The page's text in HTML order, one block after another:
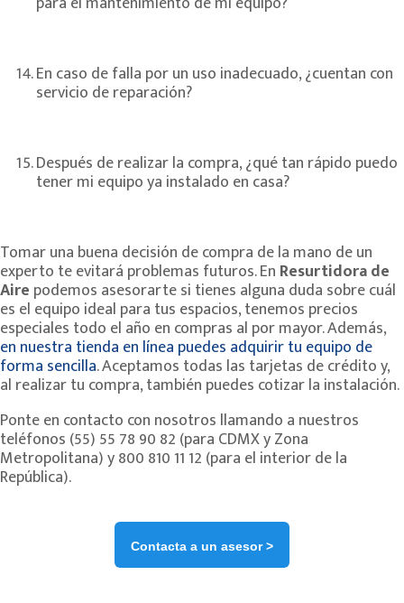
En caso de falla por un uso inadecuado, ¿cuentan con
servicio de reparación?
Después de realizar la compra, ¿qué tan rápido puedo
tener mi equipo ya instalado en casa?
Tomar una buena decisión de compra de la mano de un
experto te evitará problemas futuros. En Resurtidora de
Aire podemos asesorarte si tienes alguna duda sobre cuál
es el equipo ideal para tus espacios, tenemos precios
especiales todo el año en compras al por mayor. Además,
en nuestra tienda en línea puedes adquirir tu equipo de
forma sencilla. Aceptamos todas las tarjetas de crédito y,
al realizar tu compra, también puedes cotizar la instalación.
Ponte en contacto con nosotros llamando a nuestros
teléfonos (55) 55 78 90 82 (para CDMX y Zona
Metropolitana) y 800 810 11 12 (para el interior de la
República).
Contacta a un asesor >